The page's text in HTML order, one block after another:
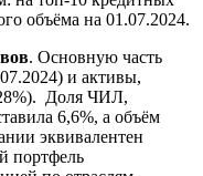
объёма на 01.07.2024.
. Основную часть
и активы,
Доля ЧИЛ,
6,6%, а объём
эквивалентен
портфель